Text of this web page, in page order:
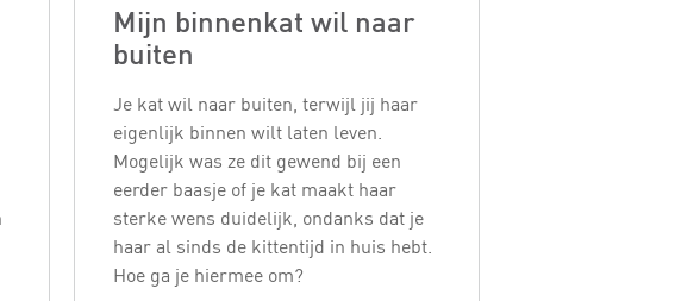
Mijn binnenkat wil naar
buiten
Je kat wil naar buiten, terwijl jij haar
eigenlijk binnen wilt laten leven.
Mogelijk was ze dit gewend bij een
eerder baasje of je kat maakt haar
sterke wens duidelijk, ondanks dat je
haar al sinds de kittentijd in huis hebt.
Hoe ga je hiermee om?